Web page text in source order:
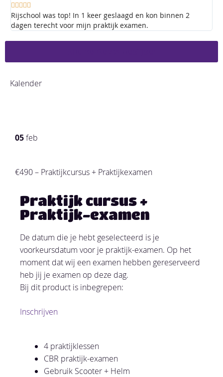
    
Rijschool was top! In 1 keer geslaagd en kon binnen 2
dagen terecht voor mijn praktijk examen.
Kalender
05feb
€490 – Praktijkcursus + Praktijkexamen
Praktijk cursus +
Praktijk-examen
De datum die je hebt geselecteerd is je
voorkeursdatum voor je praktijk-examen. Op het
moment dat wij een examen hebben gereserveerd
heb jij je examen op deze dag.
Bij dit product is inbegrepen:
Inschrijven
4 praktijklessen
CBR praktijk-examen
Gebruik Scooter + Helm